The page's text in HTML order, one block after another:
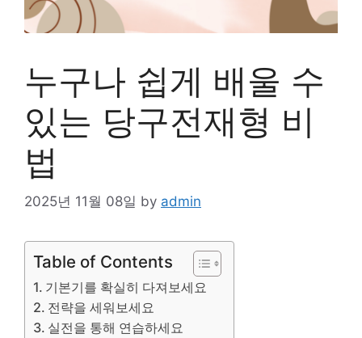
누구나 쉽게 배울 수
있는 당구전재형 비
법
2025년 11월 08일 by admin
Table of Contents
기본기를 확실히 다져보세요
전략을 세워보세요
실전을 통해 연습하세요